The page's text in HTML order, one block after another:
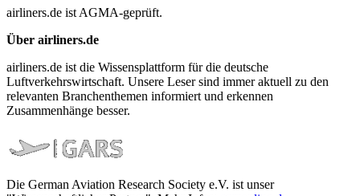
airliners.de ist AGMA-geprüft.
Über airliners.de
airliners.de ist die Wissensplattform für die deutsche
Luftverkehrswirtschaft. Unsere Leser sind immer aktuell zu den
relevanten Branchenthemen informiert und erkennen
Zusammenhänge besser.
Die German Aviation Research Society e.V. ist unser